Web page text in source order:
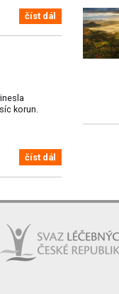
číst dál
korun.
číst dál